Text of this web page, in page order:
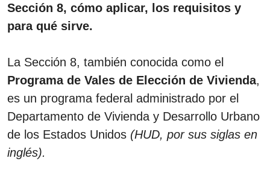
Sección 8, cómo aplicar, los requisitos y
para qué sirve.
La Sección 8, también conocida como el
Programa de Vales de Elección de Vivienda,
es un programa federal administrado por el
Departamento de Vivienda y Desarrollo Urbano
de los Estados Unidos (HUD, por sus siglas en
inglés).